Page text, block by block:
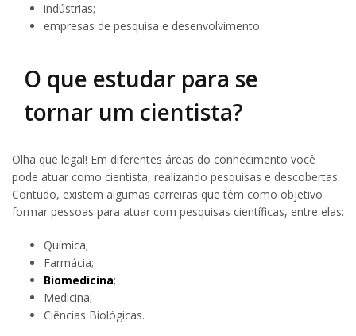
indústrias;
empresas de pesquisa e desenvolvimento.
O que estudar para se
tornar um cientista?
Olha que legal! Em diferentes áreas do conhecimento você
pode atuar como cientista, realizando pesquisas e descobertas.
Contudo, existem algumas carreiras que têm como objetivo
formar pessoas para atuar com pesquisas científicas, entre elas:
Química;
Farmácia;
Biomedicina;
Medicina;
Ciências Biológicas.